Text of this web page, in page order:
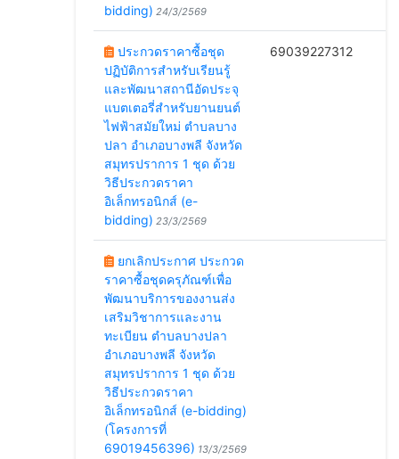
bidding) 24/3/2569
ประกวดราคาซื้อชุด
ปฏิบัติการสำหรับเรียนรู้
และพัฒนาสถานีอัดประจุ
แบตเตอรี่สำหรับยานยนต์
ไฟฟ้าสมัยใหม่ ตำบลบาง
ปลา อำเภอบางพลี จังหวัด
สมุทรปราการ 1 ชุด ด้วย
วิธีประกวดราคา
อิเล็กทรอนิกส์ (e-
bidding) 23/3/2569
69039227312
ยกเลิกประกาศ ประกวด
ราคาซื้อชุดครุภัณฑ์เพื่อ
พัฒนาบริการของงานส่ง
เสริมวิชาการและงาน
ทะเบียน ตำบลบางปลา
อำเภอบางพลี จังหวัด
สมุทรปราการ 1 ชุด ด้วย
วิธีประกวดราคา
อิเล็กทรอนิกส์ (e-bidding)
(โครงการที่
69019456396) 13/3/2569